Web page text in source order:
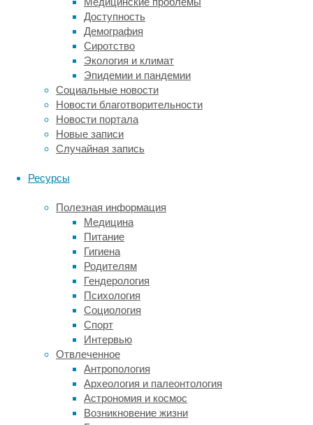
Доступность
Демография
Сиротство
Экология и климат
Эпидемии и пандемии
Социальные новости
Новости благотворительности
Новости портала
Новые записи
Случайная запись
Ресурсы
Полезная информация
Медицина
Питание
Гигиена
Родителям
Гендерология
Психология
Социология
Спорт
Интервью
Отвлеченное
Антропология
Археология и палеонтология
Астрономия и космос
Возникновение жизни
экспериментах.
время
извержений
атмосферу
выбрасывается
большое
количество
серы
и
(хлор,
и
прочее),
облаках
пепла
возникают
молнии
называемая
грязная
гроза.
время